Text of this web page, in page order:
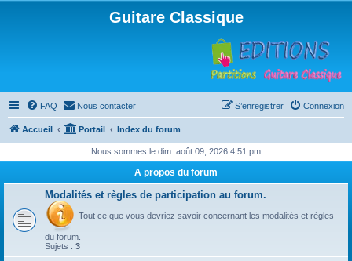
Guitare Classique
FAQ Nous contacter Connexion
S’enregistrer
Accueil Portail Index du forum
Nous sommes le dim. août 09, 2026 4:51 pm
A propos du forum
Modalités et règles de participation au forum.
Tout ce que vous devriez savoir concernant les modalités et règles
du forum.
Sujets : 3